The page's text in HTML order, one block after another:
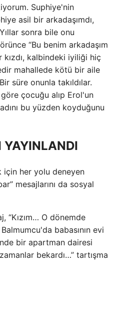
Suphiye'nin
asil bir arkadaşımdı,
sonra bile onu
“Bu benim arkadaşım
kalbindeki iyiliği hiç
mahallede kötü bir aile
süre onunla takıldılar.
çocuğu alıp Erol'un
bu yüzden koyduğunu
YAYINLANDI
için her yolu deneyen
mesajlarını da sosyal
“Kızım… O dönemde
babasının evi
bir apartman dairesi
bekardı…” tartışma